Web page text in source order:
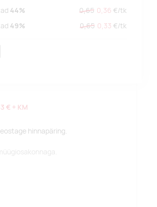
44% 0,65 0,36 €/tk
49% 0,65 0,33 €/tk
€ + KM
hinnapäring.